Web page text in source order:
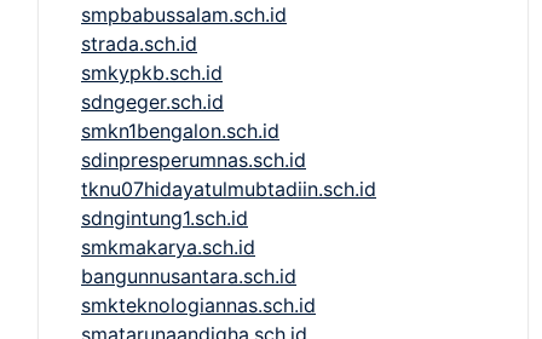
smpbabussalam.sch.id
strada.sch.id
smkypkb.sch.id
sdngeger.sch.id
smkn1bengalon.sch.id
sdinpresperumnas.sch.id
tknu07hidayatulmubtadiin.sch.id
sdngintung1.sch.id
smkmakarya.sch.id
bangunnusantara.sch.id
smkteknologiannas.sch.id
smatarunaandigha.sch.id